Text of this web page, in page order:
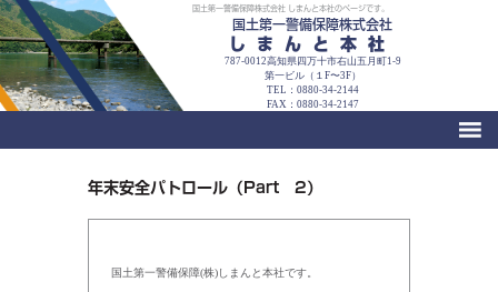
国土第一警備保障株式会社 しまんと本社のページです。
国土第一警備保障株式会社
しまんと本社
787-0012高知県四万十市右山五月町1-9
第一ビル（１F〜3F）
TEL：0880-34-2144
FAX：0880-34-2147
年末安全パトロール（Part 2）
国土第一警備保障(株)しまんと本社です。